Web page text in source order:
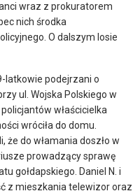
wraz z prokuratorem
nich środka
O dalszym losie
latkowie podejrzani o
ul. Wojska Polskiego w
policjantów właścicielka
wróciła do domu.
że do włamania doszło w
prowadzący sprawę
gołdapskiego. Daniel N. i
z mieszkania telewizor oraz